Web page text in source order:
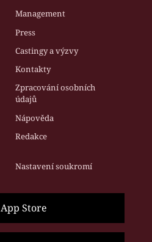
Management
Press
Castingy a výzvy
Kontakty
Zpracování osobních
údajů
Nápověda
Redakce
Nastavení soukromí
App Store